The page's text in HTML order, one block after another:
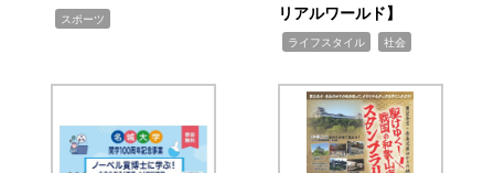
スポーツ
リアルワールド】
ライフスタイル 社会